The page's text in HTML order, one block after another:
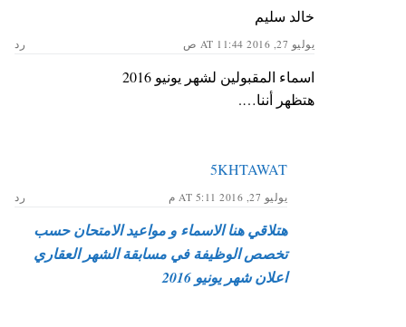
خالد سليم
يوليو 27, 2016 AT 11:44 ص رد
اسماء المقبولين لشهر يونيو 2016
هتظهر أننا….
5KHTAWAT
يوليو 27, 2016 AT 5:11 م رد
هتلاقي هنا الاسماء و مواعيد الامتحان حسب
تخصص الوظيفة في مسابقة الشهر العقاري
اعلان شهر يونيو 2016